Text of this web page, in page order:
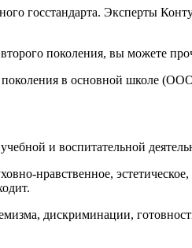
госстандарта. Эксперты
поколения, вы можете
в основной школе
и воспитательной
нравственное,
дискриминации,